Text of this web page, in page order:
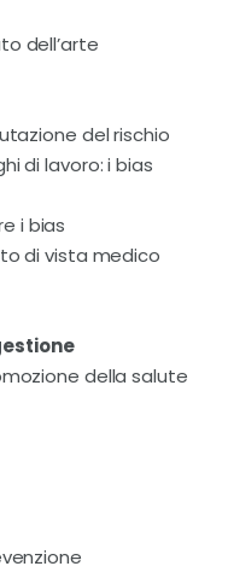
dell’arte
del rischio
di lavoro: i bias
i bias
di vista medico
della salute